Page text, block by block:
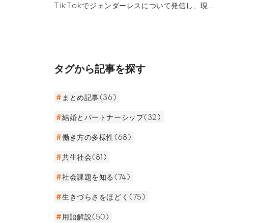
TikTokでジェンダーレスについて発信し、現在
は誰にでも堂々と自分らしさを表現でき、生きや
生きる秘訣（ひけつ）を伺った。
タグから記事を探す
まとめ記事(36)
結婚とパートナーシップ(32)
働き方の多様性(68)
共生社会(81)
社会課題を知る(74)
生きづらさをほどく(75)
用語解説(50)